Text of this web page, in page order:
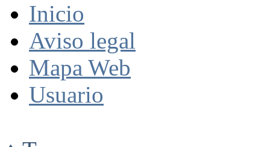
Inicio
Aviso legal
Mapa Web
Usuario